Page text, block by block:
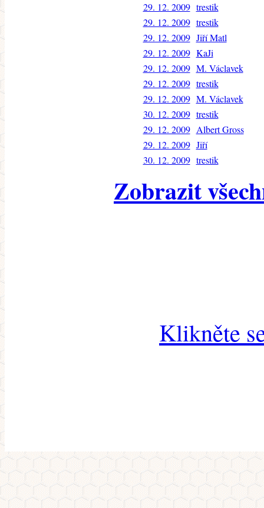
29. 12. 2009 trestik
29. 12. 2009 trestik
29. 12. 2009 Jiří Matl
29. 12. 2009 KaJi
29. 12. 2009 M. Václavek
29. 12. 2009 trestik
29. 12. 2009 M. Václavek
30. 12. 2009 trestik
29. 12. 2009 Albert Gross
29. 12. 2009 Jiří
30. 12. 2009 trestik
Zobrazit
Klikněte